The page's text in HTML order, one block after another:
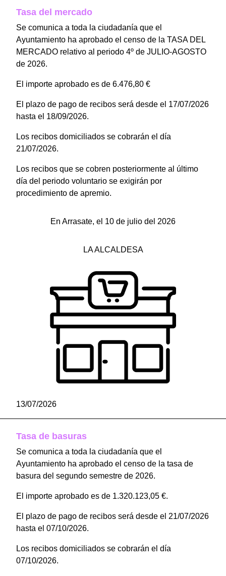
Tasa del mercado
Se comunica a toda la ciudadanía que el
Ayuntamiento ha aprobado el censo de la TASA DEL
MERCADO relativo al periodo 4º de JULIO-AGOSTO
de 2026.
El importe aprobado es de 6.476,80 €
El plazo de pago de recibos será desde el 17/07/2026
hasta el 18/09/2026.
Los recibos domiciliados se cobrarán el día
21/07/2026.
Los recibos que se cobren posteriormente al último
día del periodo voluntario se exigirán por
procedimiento de apremio.
En Arrasate, el 10 de julio del 2026
LA ALCALDESA
13/07/2026
Tasa de basuras
Se comunica a toda la ciudadanía que el
Ayuntamiento ha aprobado el censo de la tasa de
basura del segundo semestre de 2026.
El importe aprobado es de 1.320.123,05 €.
El plazo de pago de recibos será desde el 21/07/2026
hasta el 07/10/2026.
Los recibos domiciliados se cobrarán el día
07/10/2026.